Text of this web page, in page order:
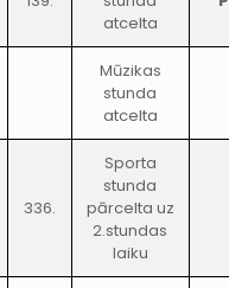
atcelta
Mūzikas
stunda
atcelta
336.
Sporta
stunda
pārcelta uz
2.stundas
laiku